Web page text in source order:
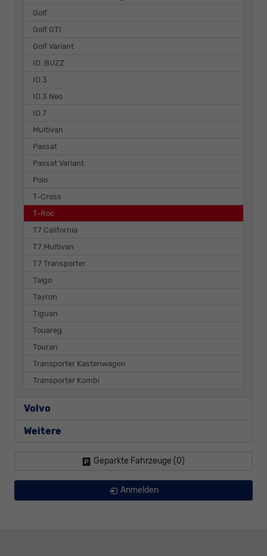
Golf
Golf GTI
Golf Variant
ID. BUZZ
ID.3
ID.3 Neo
ID.7
Multivan
Passat
Passat Variant
Polo
T-Cross
T-Roc
T7 California
T7 Multivan
T7 Transporter
Taigo
Tayron
Tiguan
Touareg
Touran
Transporter Kastenwagen
Transporter Kombi
Volvo
Weitere
Geparkte Fahrzeuge (0)
Anmelden